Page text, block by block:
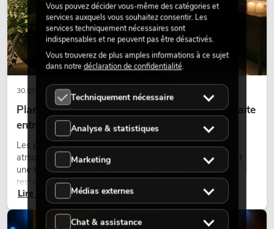
30.07.2026
Plantes artificielles ignifugées : l'alliance parfaite
entre sécurité et design
Les plantes donnent vie aux espaces. Elles créent une
atmosphère agréable, améliorent l’ambiance et apportent
une touche naturelle. Que ce soit dans les hôtels, les
restaurants, les centres commerciaux, les immeubles de
bureaux ou sur les stands d’exposition, une végétalisation de
qualité fait depuis longtemps partie intégrante des concepts
d’aménagement modernes.
Lire maintenant
ÉCLAIRAGE
Vous pouvez décider vous-même des catégories et
services auxquels vous souhaitez consentir. Les
services techniquement nécessaires sont
indispensables et ne peuvent pas être désactivés.
Vous trouverez de plus amples informations à ce sujet
dans notre déclaration de confidentialité.
Techniquement nécessaire
Analyse & statistiques
Marketing
Médias externes
Chat & assistance